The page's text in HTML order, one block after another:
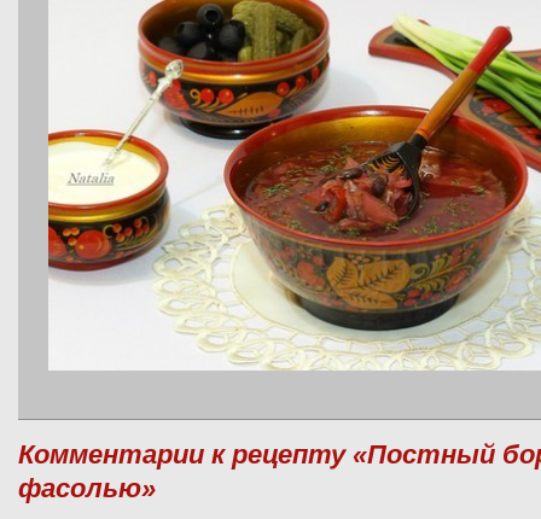
Комментарии к рецепту «Постный
фасолью»